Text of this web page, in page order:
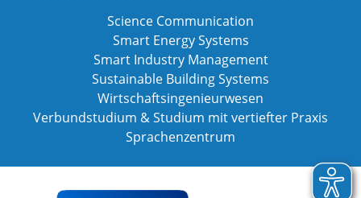
Science Communication
Smart Energy Systems
Smart Industry Management
Sustainable Building Systems
Wirtschaftsingenieurwesen
Verbundstudium & Studium mit vertiefter Praxis
Sprachenzentrum